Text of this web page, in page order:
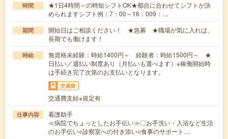
時間
★1日4時間～の時短シフトOK★都合に合わせてシフトが決
められますシフト例：7：00～16：009：…
期間
開始日はご相談ください！ ★急募 ★職場が気に入れば、
長期でも働けます！
時給
無資格未経験：時給1400円～ 経験者：時給1500円～ ★
日払い／週払い制度あり（月払いも選べます）※稼働開始時
は手続き完了次第のお支払いとなります。
交通費
交通費支給※規定有
仕事内容
看護助手
≪病院でちょっとしたお手伝い≫〇お手洗い・入浴など生活
のお手伝い○診察室への付き添い○食事のサポート…